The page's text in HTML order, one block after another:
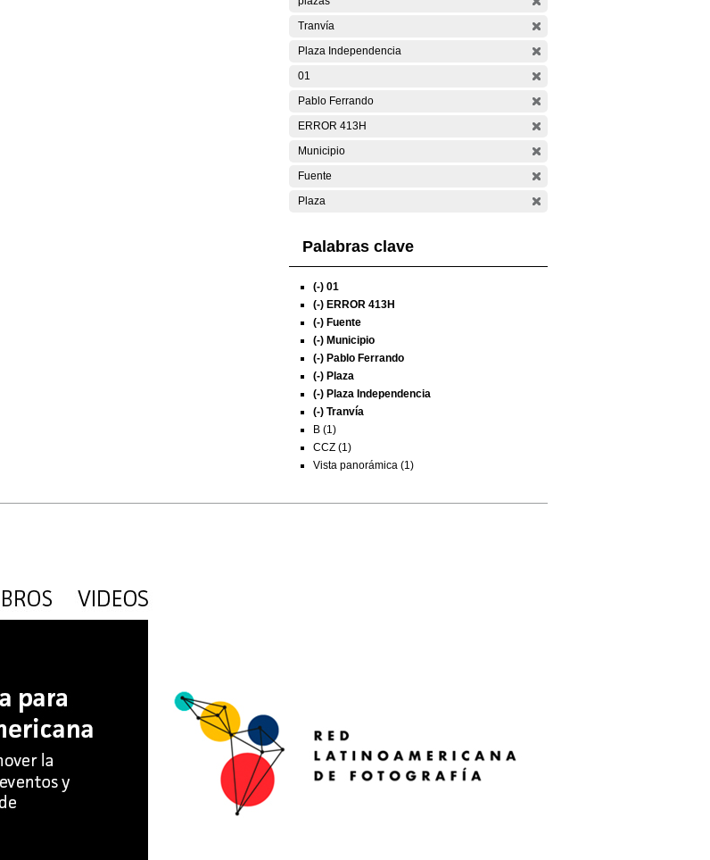
Tranvía
Plaza Independencia
01
Pablo Ferrando
ERROR 413H
Municipio
Fuente
Plaza
Palabras clave
(-) 01
(-) ERROR 413H
(-) Fuente
(-) Municipio
(-) Pablo Ferrando
(-) Plaza
(-) Plaza Independencia
(-) Tranvía
B (1)
CCZ (1)
Vista panorámica (1)